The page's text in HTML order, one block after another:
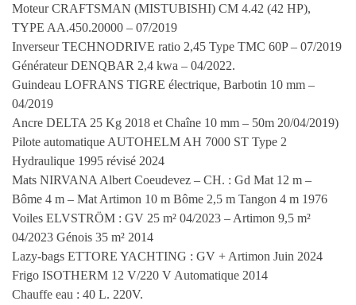
Moteur CRAFTSMAN (MISTUBISHI) CM 4.42 (42 HP),
TYPE AA.450.20000 – 07/2019
Inverseur TECHNODRIVE ratio 2,45 Type TMC 60P – 07/2019
Générateur DENQBAR 2,4 kwa – 04/2022.
Guindeau LOFRANS TIGRE électrique, Barbotin 10 mm –
04/2019
Ancre DELTA 25 Kg 2018 et Chaîne 10 mm – 50m 20/04/2019)
Pilote automatique AUTOHELM AH 7000 ST Type 2
Hydraulique 1995 révisé 2024
Mats NIRVANA Albert Coeudevez – CH. : Gd Mat 12 m –
Bôme 4 m – Mat Artimon 10 m Bôme 2,5 m Tangon 4 m 1976
Voiles ELVSTRÖM : GV 25 m² 04/2023 – Artimon 9,5 m²
04/2023 Génois 35 m² 2014
Lazy-bags ETTORE YACHTING : GV + Artimon Juin 2024
Frigo ISOTHERM 12 V/220 V Automatique 2014
Chauffe eau : 40 L. 220V.